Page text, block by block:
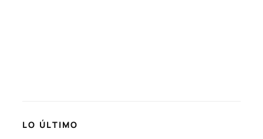
LO ÚLTIMO